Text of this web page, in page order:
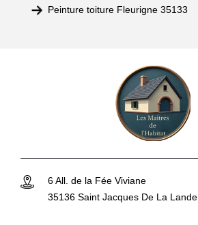
Peinture toiture Fleurigne 35133
6 All. de la Fée Viviane
35136 Saint Jacques De La Lande